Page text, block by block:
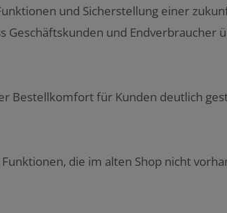
und Sicherstellung einer
Geschäftskunden und
Bestellkomfort für Kunden deutlich
die im alten Shop nicht